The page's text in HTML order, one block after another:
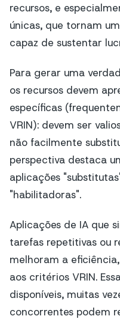
recursos, e
únicas, que tornam
capaz de sustentar
Para gerar uma
os recursos devem
específicas
VRIN): devem ser
não facilmente
perspectiva destaca
aplicações
"habilitadoras".
Aplicações de IA que
tarefas repetitivas ou
melhoram a
aos critérios VRIN.
disponíveis, muitas
concorrentes podem